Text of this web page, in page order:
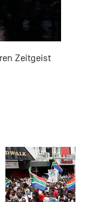
Zeitgeist